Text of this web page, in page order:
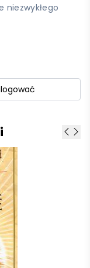
niezwykłego